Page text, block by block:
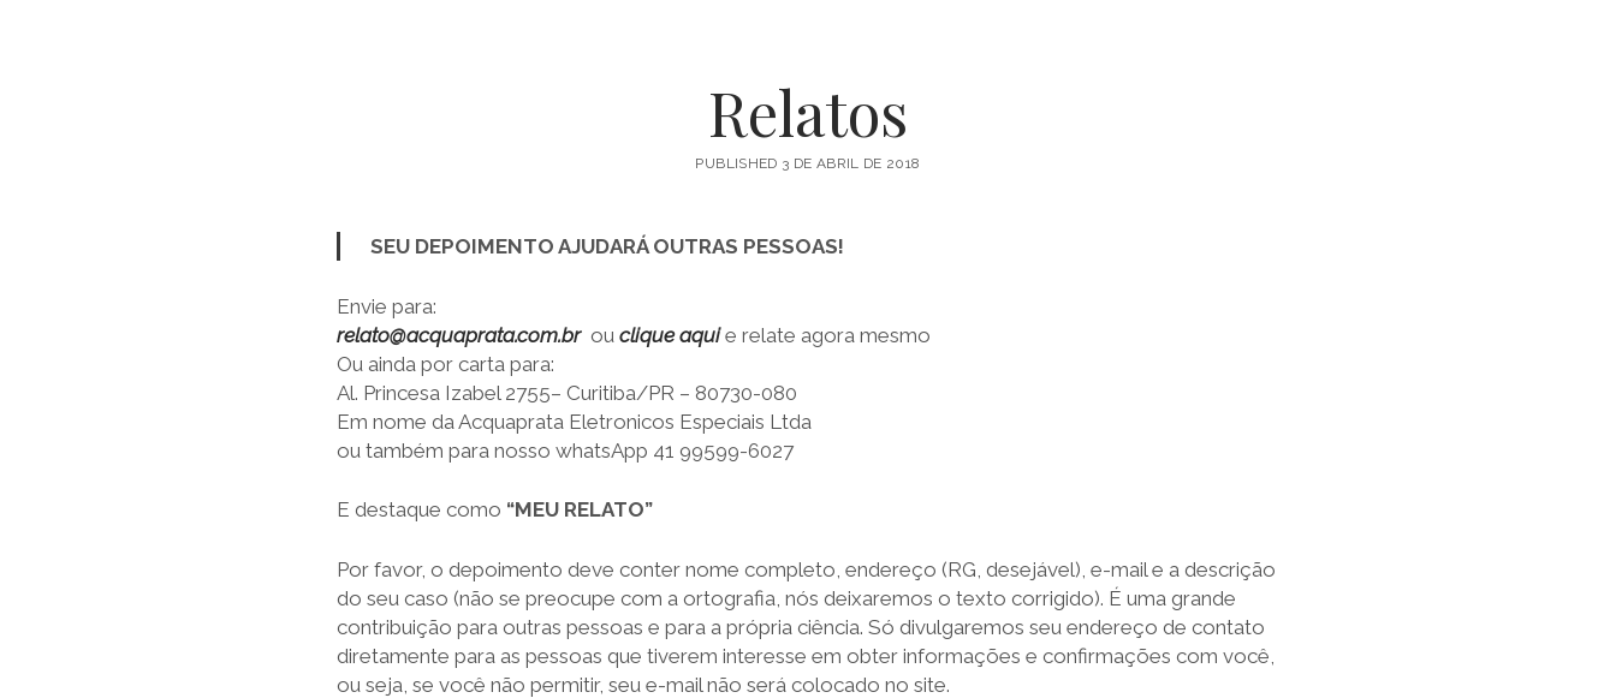
de
Prata
e
Ouro
Coloidal
Relatos
PUBLISHED 3 DE ABRIL DE 2018
SEU DEPOIMENTO AJUDARÁ OUTRAS PESSOAS!
Envie para:
relato@acquaprata.com.brou clique aqui e relate agora mesmo
Ou ainda por carta para:
Al. Princesa Izabel 2755– Curitiba/PR – 80730-080
Em nome da Acquaprata Eletronicos Especiais Ltda
ou também para nosso whatsApp 41 99599-6027
E destaque como “MEU RELATO”
Por favor, o depoimento deve conter nome completo, endereço (RG, desejável), e-mail e a descrição
do seu caso (não se preocupe com a ortografia, nós deixaremos o texto corrigido). É uma grande
contribuição para outras pessoas e para a própria ciência. Só divulgaremos seu endereço de contato
diretamente para as pessoas que tiverem interesse em obter informações e confirmações com você,
ou seja, se você não permitir, seu e-mail não será colocado no site.